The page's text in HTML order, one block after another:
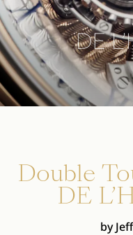
Double
DE
by